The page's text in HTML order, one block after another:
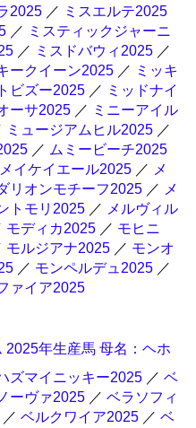
2025 ／ ミスエルテ2025
／ ミスティックジャーニ
／ ミスドバウィ2025 ／
ークイーン2025 ／ ミッキ
ビズー2025 ／ ミッドナイ
ーサ2025 ／ ミニーアイル
ミュージアムヒル2025 ／
／ ムミービーチ2025
メイケイエール2025 ／ メ
リオンモチーフ2025 ／ メ
トモリ2025 ／ メルヴィル
モディカ2025 ／ モヒニ
モルジアナ2025 ／ モンオ
／ モンペルデュ2025 ／
ァイア2025
年生産馬 母名：ヘホ
ズマイニッキー2025 ／ ベ
ーヴァ2025 ／ ベラソフィ
／ ベルクワイア2025 ／ ベ